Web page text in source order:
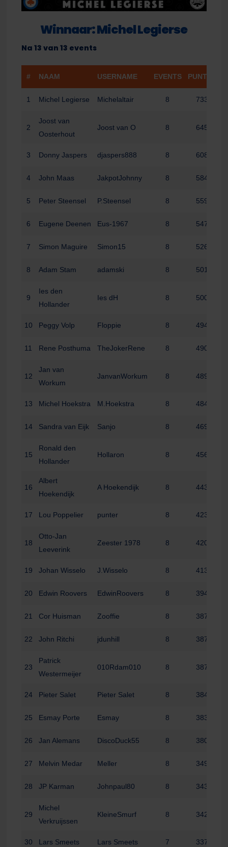
Winnaar: Michel Legierse
Na 13 van 13 events
# NAAM USERNAME EVENTS PUNTEN
1 Michel Legierse Michelaltair 8 733
2
Joost van
Oosterhout
Joost van O 8 645
3 Donny Jaspers djaspers888 8 608
4 John Maas JakpotJohnny 8 584
5 Peter Steensel P.Steensel 8 559
6 Eugene Deenen Eus-1967 8 547
7 Simon Maguire Simon15 8 526
8 Adam Stam adamski 8 501
9
Ies den
Hollander
Ies dH 8 500
10 Peggy Volp Floppie 8 494
11 Rene Posthuma TheJokerRene 8 490
12
Jan van
Workum
JanvanWorkum 8 489
13 Michel Hoekstra M.Hoekstra 8 484
14 Sandra van Eijk Sanjo 8 469
15
Ronald den
Hollander
Hollaron 8 456
16
Albert
Hoekendijk
A Hoekendijk 8 443
17 Lou Poppelier punter 8 423
18
Otto-Jan
Leeverink
Zeester 1978 8 420
19 Johan Wisselo J.Wisselo 8 413
20 Edwin Roovers EdwinRoovers 8 394
21 Cor Huisman Zooffie 8 387
22 John Ritchi jdunhill 8 387
23
Patrick
Westermeijer
010Rdam010 8 387
24 Pieter Salet Pieter Salet 8 384
25 Esmay Porte Esmay 8 383
26 Jan Alemans DiscoDuck55 8 380
27 Melvin Medar Meller 8 349
28 JP Karman Johnpaul80 8 343
29
Michel
Verkruijssen
KleineSmurf 8 342
30 Lars Smeets Lars Smeets 7 337